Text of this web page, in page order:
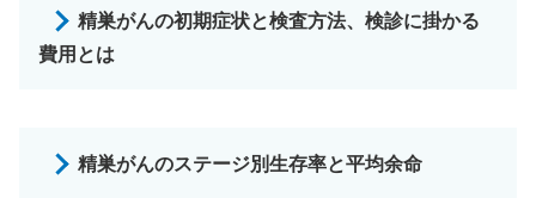
精巣がんの初期症状と検査方法、検診に掛かる
費用とは
精巣がんのステージ別生存率と平均余命